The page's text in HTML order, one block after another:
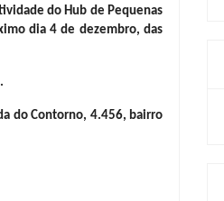
do Hub de Pequenas
dia 4 de dezembro, das
do Contorno, 4.456, bairro